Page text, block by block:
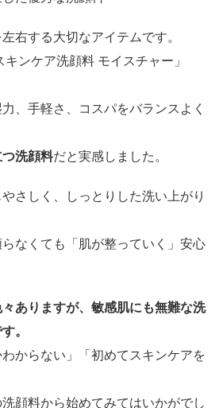
右する大切なアイテムです。
ンケア洗顔料 モイスチャー」
、手軽さ、コスパをバランスよく
洗顔料だと実感しました。
さしく、しっとりした洗い上がり
なくても「肌が整っていく」安心
ありますが、敏感肌にも無難な洗
。
わからない」「初めてスキンケアを
顔料から始めてみてはいかがでし